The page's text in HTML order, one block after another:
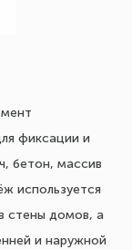
фиксации и
бетон, массив
используется
стены домов, а
и наружной